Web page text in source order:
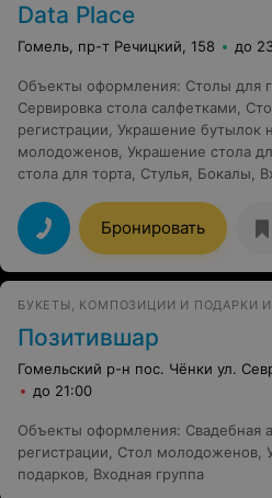
Data Place
Гомель, пр-т Речицкий, 158 до
Объекты оформления: Столы для
Сервировка стола салфетками,
регистрации, Украшение бутылок
молодоженов, Украшение стола
стола для торта, Стулья, Бокалы,
Бронировать
Позитившар
до 21:00
Объекты оформления: Свадебная
регистрации, Стол молодоженов,
подарков, Входная группа